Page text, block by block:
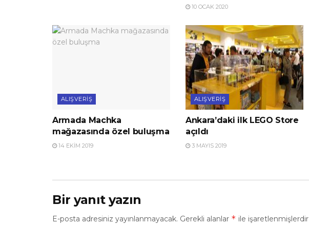
10 OCAK 2020
ALIŞVERIŞ
Armada Machka
mağazasında özel buluşma
14 EKIM 2019
ALIŞVERIŞ
Ankara’daki ilk LEGO Store
açıldı
3 MAYIS 2019
Bir yanıt yazın
E-posta adresiniz yayınlanmayacak. Gerekli alanlar * ile işaretlenmişlerdir